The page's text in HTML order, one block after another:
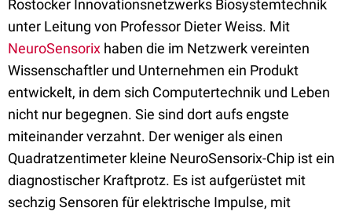
Rostocker Innovationsnetzwerks Biosystemtechnik
unter Leitung von Professor Dieter Weiss. Mit
NeuroSensorix haben die im Netzwerk vereinten
Wissenschaftler und Unternehmen ein Produkt
entwickelt, in dem sich Computertechnik und Leben
nicht nur begegnen. Sie sind dort aufs engste
miteinander verzahnt. Der weniger als einen
Quadratzentimeter kleine NeuroSensorix-Chip ist ein
diagnostischer Kraftprotz. Es ist aufgerüstet mit
sechzig Sensoren für elektrische Impulse, mit